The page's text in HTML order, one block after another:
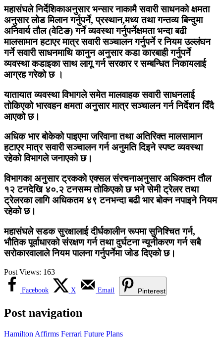
महासंघले निर्देशिकाअनुसार भन्सार नाकामै सवारी साधनको क्षमता
अनुसार लोड मिलान गर्नुपर्ने, प्रस्थान,मध्य तथा गन्तव्य बिन्दुमा
अनिवार्य तौल (वेटिङ) गर्ने व्यवस्था गर्नुपर्नेक्षमता भन्दा बढी
मालसामान हटाएर मात्र सवारी सञ्चालन गर्नुपर्ने र नियम उल्लंघन
गर्ने सवारी साधनमाथि कानुन अनुसार कडा कारबाही गर्नुपर्ने
व्यवस्था कडाइका साथ लागू गर्न सरकार र सम्बन्धित निकायलाई
आग्रह गरेको छ ।
यातायात व्यवस्था विभागले समेत मालवाहक सवारी साधनलाई
तोकिएको भारवहन क्षमता अनुसार मात्र सञ्चालन गर्न निर्देशन दिँदै
आएको छ।
अधिक भार बोकेको पाइएमा जरिवाना तथा अतिरिक्त मालसामान
हटाएर मात्र सवारी सञ्चालन गर्न अनुमति दिइने स्पष्ट व्यवस्था
रहेको विभागले जनाएको छ।
विभागका अनुसार ट्रकको एक्सल संरचनाअनुसार अधिकतम तौल
१२ टनदेखि ४०.२ टनसम्म तोकिएको छ भने सेमी ट्रेलर तथा
ट्रेलरका लागि अधिकतम ४९ टनभन्दा बढी भार बोक्न नपाइने नियम
रहेको छ।
महासंघले सडक सुरक्षालाई दीर्घकालीन रूपमा सुनिश्चित गर्न,
भौतिक पूर्वाधारको संरक्षण गर्न तथा दुर्घटना न्यूनीकरण गर्न सबै
सरोकारवालाले नियम पालना गर्नुपर्नेमा जोड दिएको छ।
Post Views: 163
Facebook X Email Pinterest
Post navigation
Hamilton Affirms Ferrari Future Plans